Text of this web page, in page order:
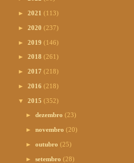
► 2021 (113)
► 2020 (237)
► 2019 (146)
► 2018 (261)
► 2017 (218)
► 2016 (218)
▼ 2015 (352)
►dezembro(23)
►novembro(20)
►outubro(25)
►setembro(28)